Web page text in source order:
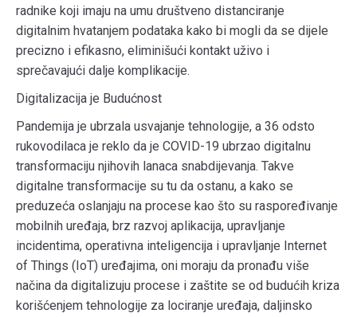
radnike koji imaju na umu društveno distanciranje
digitalnim hvatanjem podataka kako bi mogli da se dijele
precizno i efikasno, eliminišući kontakt uživo i
sprečavajući dalje komplikacije.
Digitalizacija je Budućnost
Pandemija je ubrzala usvajanje tehnologije, a 36 odsto
rukovodilaca je reklo da je COVID-19 ubrzao digitalnu
transformaciju njihovih lanaca snabdijevanja. Takve
digitalne transformacije su tu da ostanu, a kako se
preduzeća oslanjaju na procese kao što su raspoređivanje
mobilnih uređaja, brz razvoj aplikacija, upravljanje
incidentima, operativna inteligencija i upravljanje Internet
of Things (IoT) uređajima, oni moraju da pronađu više
načina da digitalizuju procese i zaštite se od budućih kriza
korišćenjem tehnologije za lociranje uređaja, daljinsko